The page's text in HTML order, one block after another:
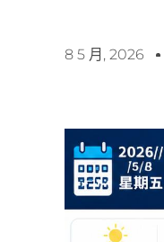
8 5 月, 2026